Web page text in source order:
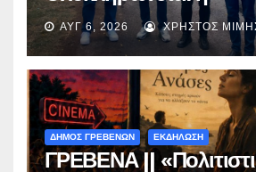
ασφαλτόστρωση της
Περιβόλι – Αβδέλλα
ΑΥΓ 6, 2026 ΧΡΉΣΤΟΣ
ΔΗΜΟΣ ΓΡΕΒΕΝΩΝ ΕΚΔΗΛΩΣΗ
ΓΡΕΒΕΝΑ ||